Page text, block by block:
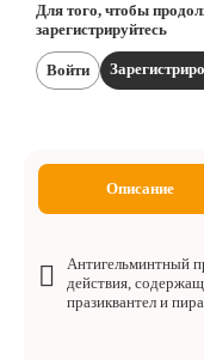
Для того, чтобы
зарегистрируйтесь
Войти
Описание
Антигельминтный
действия,
празиквантел и